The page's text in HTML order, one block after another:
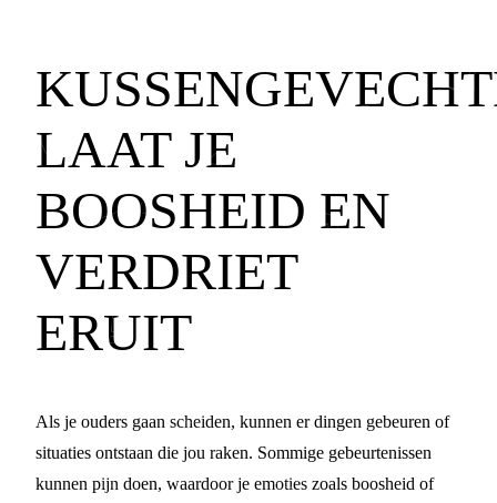
LAAT JE
BOOSHEID EN
VERDRIET
ERUIT
Als je ouders gaan scheiden, kunnen er dingen gebeuren of
situaties ontstaan die jou raken. Sommige gebeurtenissen
kunnen pijn doen, waardoor je emoties zoals boosheid of